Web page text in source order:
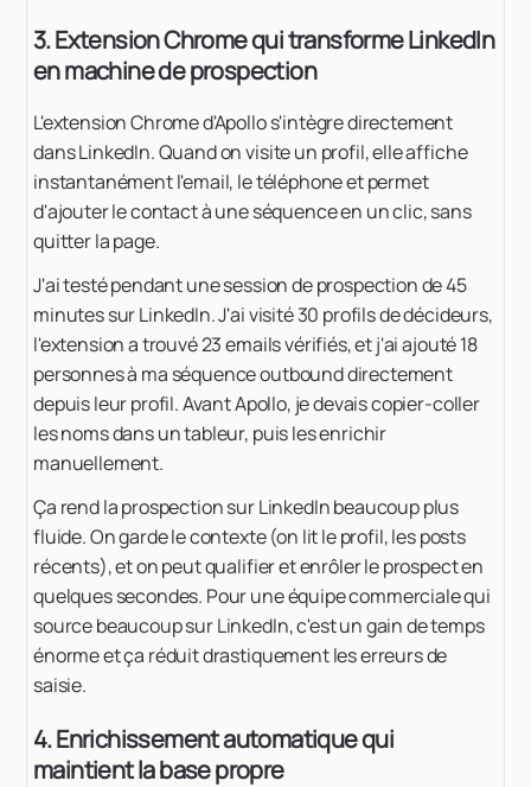
3. Extension Chrome qui transforme LinkedIn
en machine de prospection
L'extension Chrome d'Apollo s'intègre directement
dans LinkedIn. Quand on visite un profil, elle affiche
instantanément l'email, le téléphone et permet
d'ajouter le contact à une séquence en un clic, sans
quitter la page.
J'ai testé pendant une session de prospection de 45
minutes sur LinkedIn. J'ai visité 30 profils de décideurs,
l'extension a trouvé 23 emails vérifiés, et j'ai ajouté 18
personnes à ma séquence outbound directement
depuis leur profil. Avant Apollo, je devais copier-coller
les noms dans un tableur, puis les enrichir
manuellement.
Ça rend la prospection sur LinkedIn beaucoup plus
fluide. On garde le contexte (on lit le profil, les posts
récents), et on peut qualifier et enrôler le prospect en
quelques secondes. Pour une équipe commerciale qui
source beaucoup sur LinkedIn, c'est un gain de temps
énorme et ça réduit drastiquement les erreurs de
saisie.
4. Enrichissement automatique qui
maintient la base propre